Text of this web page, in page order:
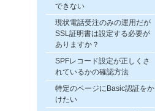
できない
現状電話受注のみの運用だが
SSL証明書は設定する必要が
ありますか？
SPFレコード設定が正しくさ
れているかの確認方法
特定のページにBasic認証をか
けたい